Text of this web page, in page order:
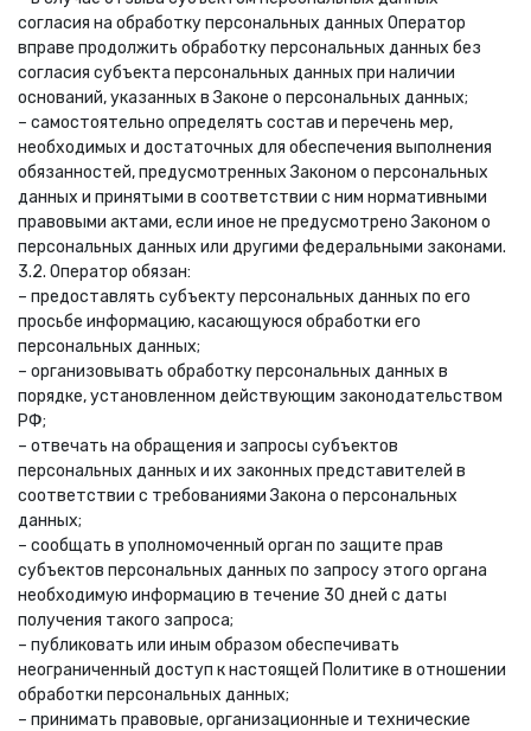
согласия на обработку персональных данных Оператор
вправе продолжить обработку персональных данных без
согласия субъекта персональных данных при наличии
оснований, указанных в Законе о персональных данных;
– самостоятельно определять состав и перечень мер,
необходимых и достаточных для обеспечения выполнения
обязанностей, предусмотренных Законом о персональных
данных и принятыми в соответствии с ним нормативными
правовыми актами, если иное не предусмотрено Законом о
персональных данных или другими федеральными законами.
3.2. Оператор обязан:
– предоставлять субъекту персональных данных по его
просьбе информацию, касающуюся обработки его
персональных данных;
– организовывать обработку персональных данных в
порядке, установленном действующим законодательством
РФ;
– отвечать на обращения и запросы субъектов
персональных данных и их законных представителей в
соответствии с требованиями Закона о персональных
данных;
– сообщать в уполномоченный орган по защите прав
субъектов персональных данных по запросу этого органа
необходимую информацию в течение 30 дней с даты
получения такого запроса;
– публиковать или иным образом обеспечивать
неограниченный доступ к настоящей Политике в отношении
обработки персональных данных;
– принимать правовые, организационные и технические